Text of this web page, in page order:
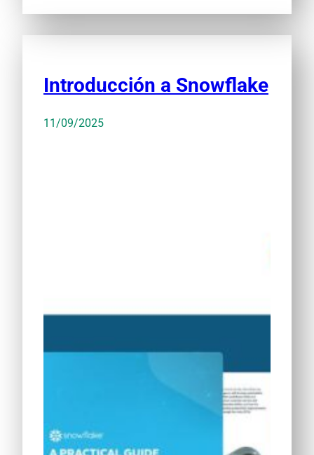
Introducción a Snowflake
11/09/2025